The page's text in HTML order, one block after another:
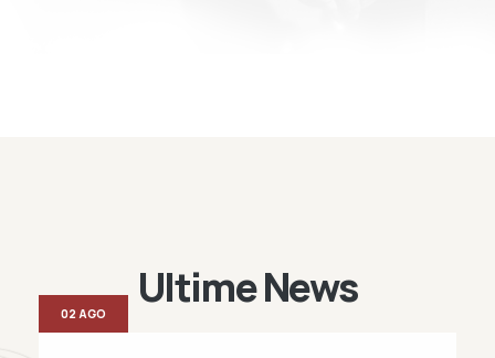
Ultime News
02 AGO